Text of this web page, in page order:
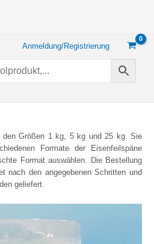
Anmeldung/Registrierung
den Größen 1 kg, 5 kg und 25 kg. Sie
Formate der Eisenfeilspäne
Format auswählen. Die Bestellung
nach den angegebenen Schritten und
geliefert.